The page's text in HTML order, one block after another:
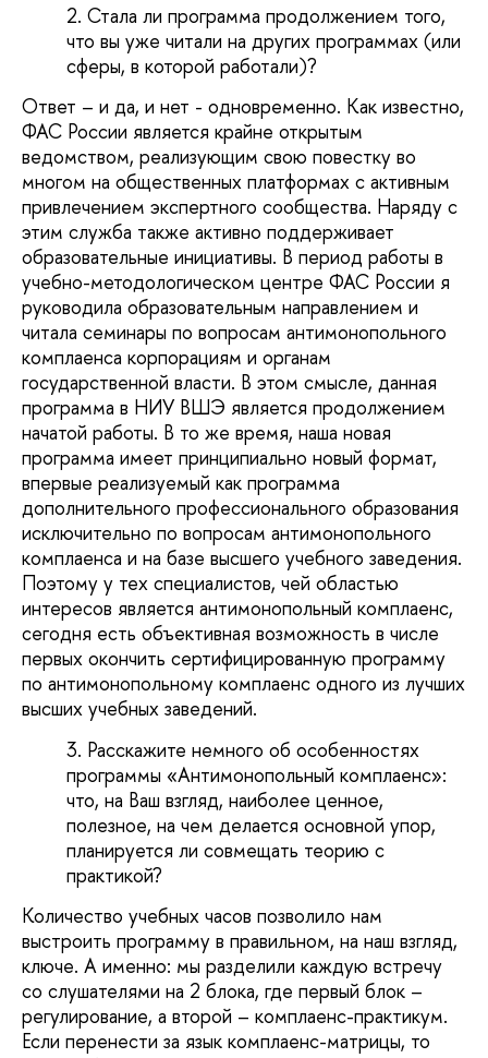
Стала ли программа продолжением того,
что вы уже читали на других программах (или
сферы, в которой работали)?
Ответ – и да, и нет - одновременно. Как известно,
ФАС России является крайне открытым
ведомством, реализующим свою повестку во
многом на общественных платформах с активным
привлечением экспертного сообщества. Наряду с
этим служба также активно поддерживает
образовательные инициативы. В период работы в
учебно-методологическом центре ФАС России я
руководила образовательным направлением и
читала семинары по вопросам антимонопольного
комплаенса корпорациям и органам
государственной власти. В этом смысле, данная
программа в НИУ ВШЭ является продолжением
начатой работы. В то же время, наша новая
программа имеет принципиально новый формат,
впервые реализуемый как программа
дополнительного профессионального образования
исключительно по вопросам антимонопольного
комплаенса и на базе высшего учебного заведения.
Поэтому у тех специалистов, чей областью
интересов является антимонопольный комплаенс,
сегодня есть объективная возможность в числе
первых окончить сертифицированную программу
по антимонопольному комплаенс одного из лучших
высших учебных заведений.
Расскажите немного об особенностях
программы «Антимонопольный комплаенс»:
что, на Ваш взгляд, наиболее ценное,
полезное, на чем делается основной упор,
планируется ли совмещать теорию с
практикой?
Количество учебных часов позволило нам
выстроить программу в правильном, на наш взгляд,
ключе. А именно: мы разделили каждую встречу
со слушателями на 2 блока, где первый блок –
регулирование, а второй – комплаенс-практикум.
Если перенести за язык комплаенс-матрицы, то